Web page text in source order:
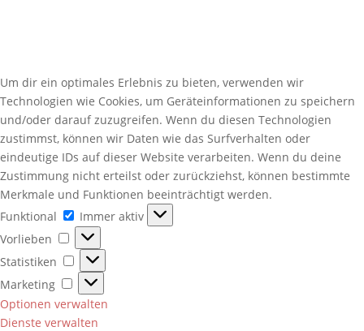
Um dir ein optimales Erlebnis zu bieten, verwenden wir
Technologien wie Cookies, um Geräteinformationen zu speichern
und/oder darauf zuzugreifen. Wenn du diesen Technologien
zustimmst, können wir Daten wie das Surfverhalten oder
eindeutige IDs auf dieser Website verarbeiten. Wenn du deine
Zustimmung nicht erteilst oder zurückziehst, können bestimmte
Merkmale und Funktionen beeinträchtigt werden.
Funktional
Funktional
Immer aktiv
Vorlieben
Vorlieben
Statistiken
Statistiken
Marketing
Marketing
Optionen verwalten
Dienste verwalten